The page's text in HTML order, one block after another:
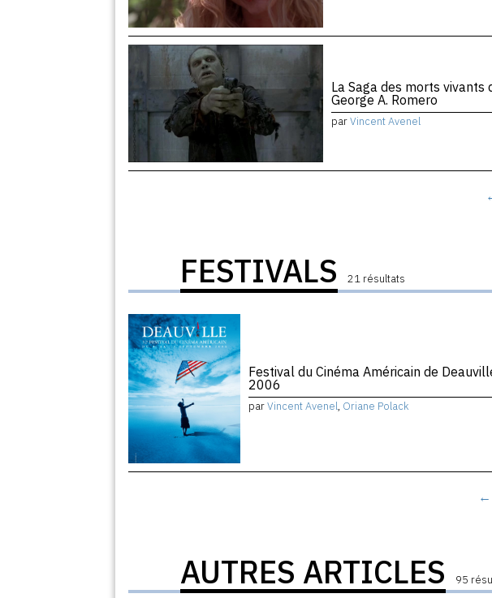
La Saga des morts vivants
George A. Romero
parVincent Avenel
FESTIVALS 21 résultats
Festival du Cinéma Américain de
2006
parVincent Avenel, Oriane Polack
←
AUTRES ARTICLES 95